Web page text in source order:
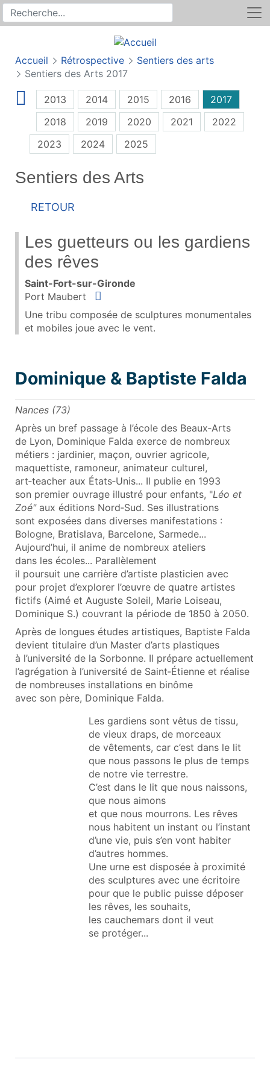
Recherche sur le site
Rechercher
Accueil Rétrospective
Sentiers des arts
Sentiers des Arts 2017
2013 2014 2015 2016
2017
2018
2019 2020 2021
2022
2023
2024 2025
Sentiers des Arts
Retour
Les guetteurs ou les gardiens
des rêves
Saint-Fort-sur-Gironde
Port Maubert
Situer
Une tribu composée de sculptures monumentales
et mobiles joue avec le vent.
Dominique & Baptiste Falda
Nances (73)
Après un bref passage à l’école des Beaux‑Arts
de Lyon, Dominique Falda exerce de nombreux
métiers : jardinier, maçon, ouvrier agricole,
maquettiste, ramoneur, animateur culturel,
art‑teacher aux États‑Unis... Il publie en 1993
son premier ouvrage illustré pour enfants, "Léo et
Zoé"aux éditions Nord‑Sud. Ses illustrations
sont exposées dans diverses manifestations :
Bologne, Bratislava, Barcelone, Sarmede...
Aujourd’hui, il anime de nombreux ateliers
dans les écoles... Parallèlement
il poursuit une carrière d’artiste plasticien avec
pour projet d’explorer l’œuvre de quatre artistes
fictifs (Aimé et Auguste Soleil, Marie Loiseau,
Dominique S.) couvrant la période de 1850 à 2050.
Après de longues études artistiques, Baptiste Falda
devient titulaire d’un Master d’arts plastiques
à l’université de la Sorbonne. Il prépare actuellement
l’agrégation à l’université de Saint‑Étienne et réalise
de nombreuses installations en binôme
avec son père, Dominique Falda.
Les gardiens sont vêtus de tissu,
de vieux draps, de morceaux
de vêtements, car c’est dans le lit
que nous passons le plus de temps
de notre vie terrestre.
C’est dans le lit que nous naissons,
que nous aimons
et que nous mourrons. Les rêves
nous habitent un instant ou l’instant
d’une vie, puis s’en vont habiter
d’autres hommes.
Une urne est disposée à proximité
des sculptures avec une écritoire
pour que le public puisse déposer
les rêves, les souhaits,
les cauchemars dont il veut
se protéger...